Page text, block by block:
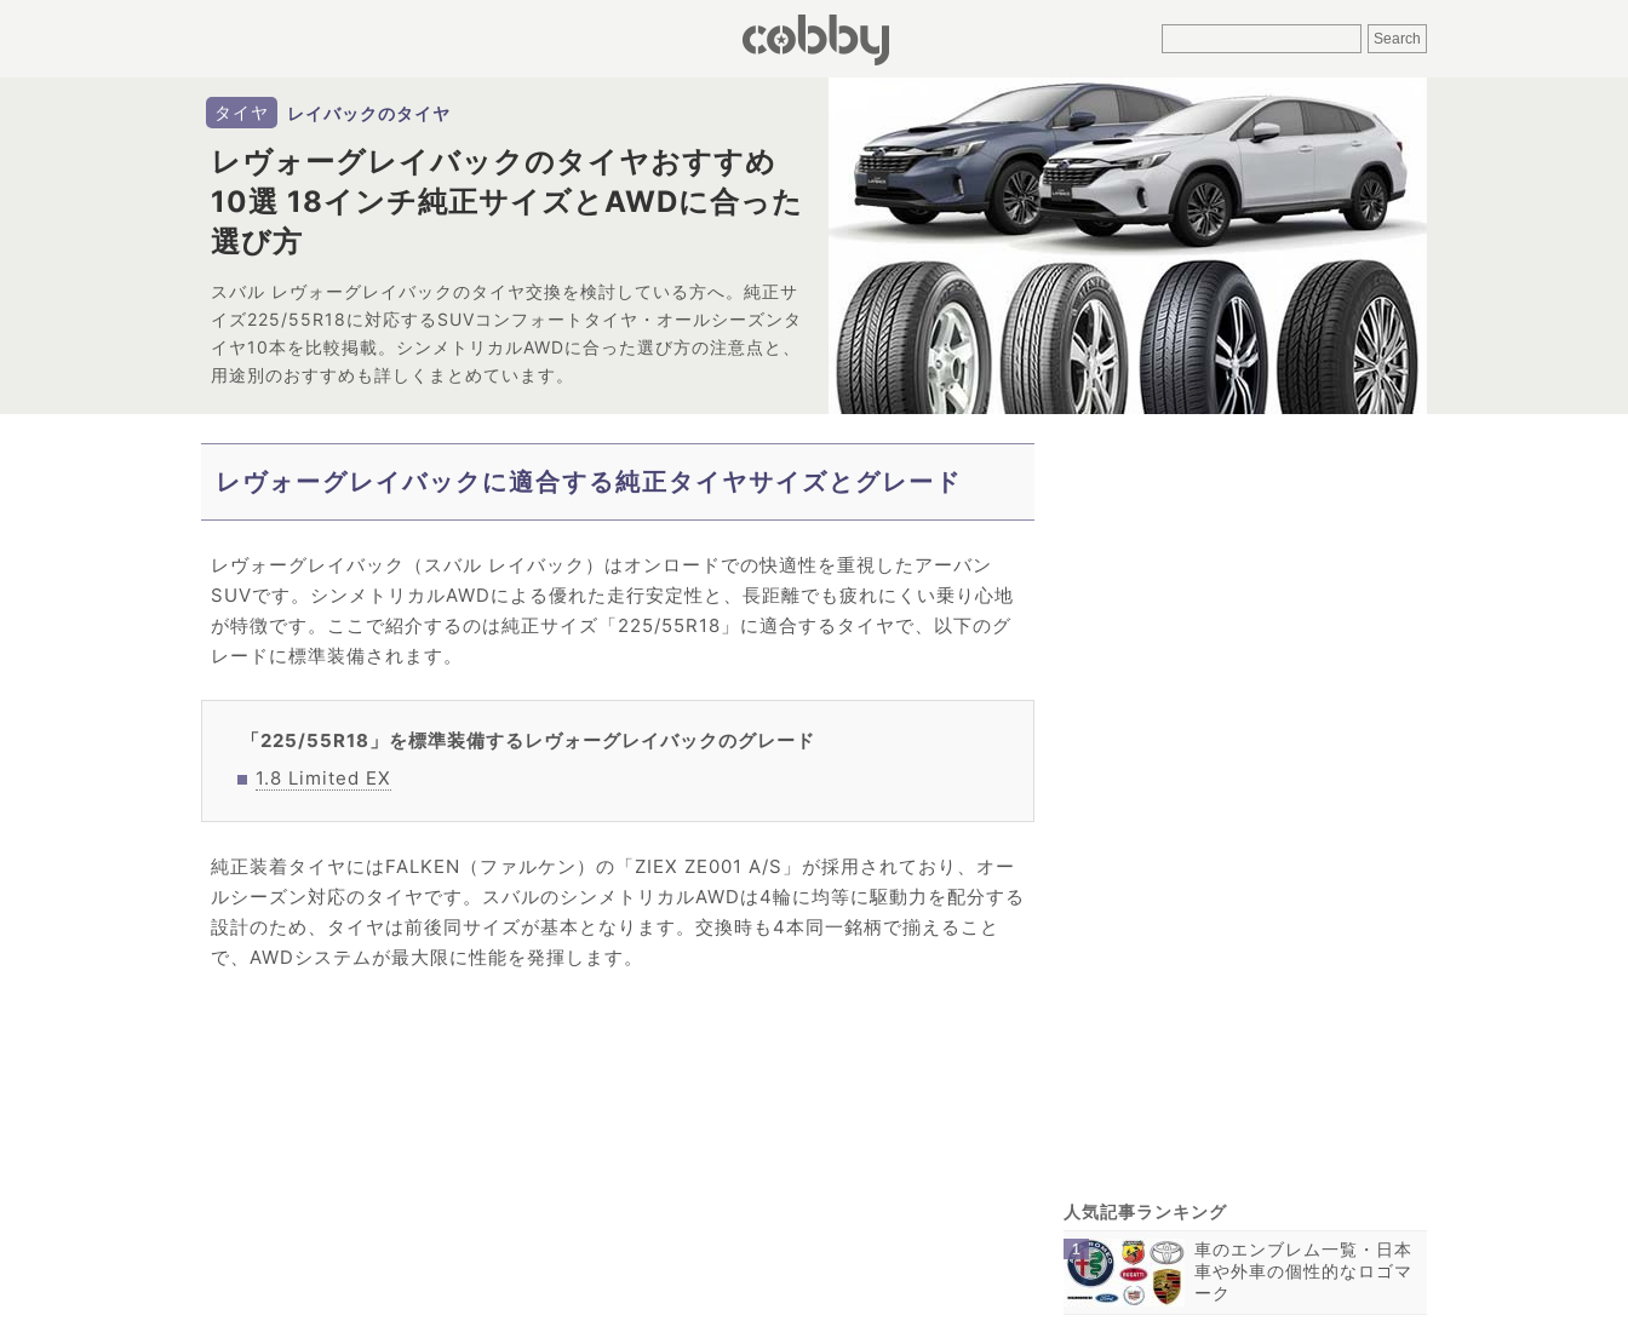
タイヤ レイバックのタイヤ
レヴォーグレイバックのタイヤおすすめ
10選 18インチ純正サイズとAWDに合った
選び方
スバル レヴォーグレイバックのタイヤ交換を検討している方へ。純正サ
イズ225/55R18に対応するSUVコンフォートタイヤ・オールシーズンタ
イヤ10本を比較掲載。シンメトリカルAWDに合った選び方の注意点と、
用途別のおすすめも詳しくまとめています。
レヴォーグレイバックに適合する純正タイヤサイズとグレード
レヴォーグレイバック（スバル レイバック）はオンロードでの快適性を重視したアーバン
SUVです。シンメトリカルAWDによる優れた走行安定性と、長距離でも疲れにくい乗り心地
が特徴です。ここで紹介するのは純正サイズ「225/55R18」に適合するタイヤで、以下のグ
レードに標準装備されます。
「225/55R18」を標準装備するレヴォーグレイバックのグレード
1.8 Limited EX
純正装着タイヤにはFALKEN（ファルケン）の「ZIEX ZE001 A/S」が採用されており、オー
ルシーズン対応のタイヤです。スバルのシンメトリカルAWDは4輪に均等に駆動力を配分する
設計のため、タイヤは前後同サイズが基本となります。交換時も4本同一銘柄で揃えること
で、AWDシステムが最大限に性能を発揮します。
車のエンブレム一覧・日本
車や外車の個性的なロゴマ
ーク